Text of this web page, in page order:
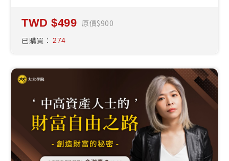
499 原價 900
已購買：
274